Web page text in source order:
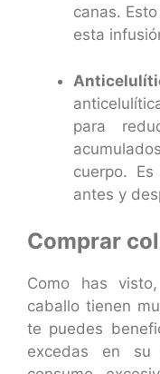
canas.
esta
para
cuerpo.
antes y
Comprar
Como has
caballo tienen
te puedes
excedas en su